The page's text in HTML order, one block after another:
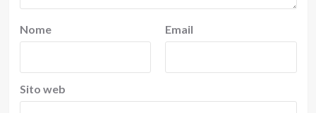
Nome Email
Sito web